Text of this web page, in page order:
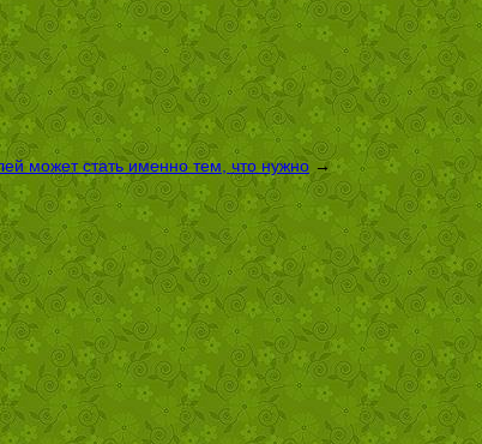
может стать именно тем, что нужно →